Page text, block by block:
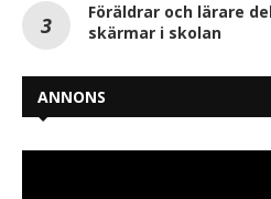
Föräldrar och lärare
skärmar i skolan
ANNONS